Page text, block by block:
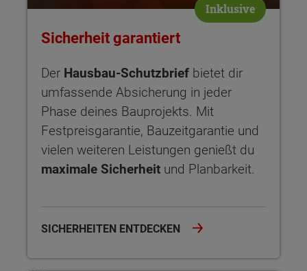
Inklusive
Sicherheit garantiert
Der Hausbau-Schutzbrief bietet dir
umfassende Absicherung in jeder
Phase deines Bauprojekts. Mit
Festpreisgarantie, Bauzeitgarantie und
vielen weiteren Leistungen genießt du
maximale Sicherheit und Planbarkeit.
SICHERHEITEN ENTDECKEN